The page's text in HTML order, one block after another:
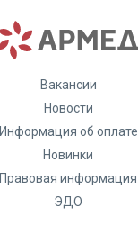
Вакансии
Новости
Информация об оплате
Новинки
Правовая информация
ЭДО